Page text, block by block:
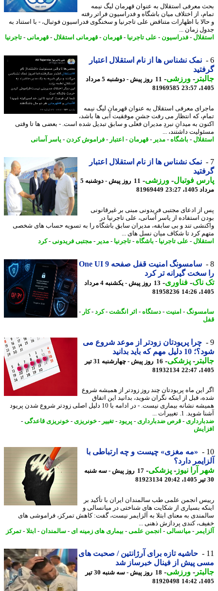
معرفی استقلال به عنوان قهرمان لیگ نیمه
از اختلاف میان باشگاه و فدراسیون فراتر رفته
با اظهارات متناقض علی تاجرنیا و سخنگوی فدراسیون فوتبال، - با استناد به
زمان ...
-فدراسیون-علی تاجرنیا- قهرمان -قهرمانی استقلال-قهرمانی-تاجرنیا
نمک نشناس ها از نام استقلال اعتبار
-ورزشی-
11 روز پیش - دوشنبه 5 مرداد
81969585
معرفی استقلال به عنوان قهرمان لیگ نیمه
که انتظار می رفت جشنِ موفقیت آبی ها باشد،
به میدانِ نبردِ مدیران فعلی و سابق تبدیل شده است. - بعضی ها تا وقتی
داشتند، ...
-باشگاه-مدیر-قهرمان -اعتبار-فراموش کردن-یاسر آسانی
نمک نشناس ها از نام استقلال اعتبار
فوتبال-ورزشی-
11 روز پیش - دوشنبه 5
23:27
81969449
ادعای مجتبی فریدونی مبنی بر غیرقانونی
استفاده از یاسر آسانی، علی تاجرنیا در
تند و بی سابقه، مدیران سابق باشگاه را به تسویه حساب های شخصی
کرد تا شکاف میان نسل های ...
-علی تاجرنیا- باشگاه-تاجرنیا- مدیر-مجتبی فریدونی-کرد
سامسونگ امنیت قفل صفحه One UI 9
سخت گیرانه تر کرد
-فناوری-
13 روز پیش - یکشنبه 4 مرداد
81958236
-امنیت-دستگاه-اثر انگشت-کرد-کار -
چرا پریودتان زودتر از موعد شروع می
مهم که باید بدانید
-پزشکی-
16 روز پیش - چهارشنبه 31 تیر
81932134
این ماه پریودتان چند روز زودتر از همیشه شروع
قبل از اینکه نگران شوید، بدانید این اتفاق
همیشه نشانه بیماری نیست. - در ادامه با 10 دلیل اصلی زودتر شروع شدن پریود
1. تغییرات ...
- قرص ضدبارداری- پریود-تغییر-خونریزی - خونریزی قاعدگی-
«مه مغزی» چیست و چه ارتباطی با
دارد؟
آرا نیوز-پزشکی-
17 روز پیش - سه شنبه
81923134
انجمن علمی طب سالمندان ایران با تأکید بر
بسیاری از شکایت های شناختی در میانسالی و
به معنای ابتلا به آلزایمر نیست، گفت: کاهش تمرکز، فراموشی های
کندی پردازش ذهنی ...
-میانسالی-انجمن علمی-بیماری های زمینه ای- سالمندان- ابتلا-تمرکز
حاشیه تازه برای آرژانتین / صحبت های
پیش از فینال خبرساز شد
-ورزشی-
18 روز پیش - سه شنبه 30 تیر
81920498